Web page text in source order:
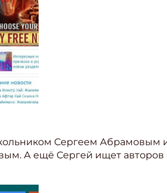
Сергеем Абрамовым
А ещё Сергей ищет авторов